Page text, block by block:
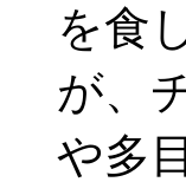
を食
が、
や多